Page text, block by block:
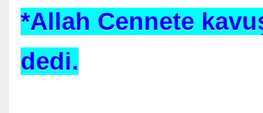
*Allah Cennete
dedi.